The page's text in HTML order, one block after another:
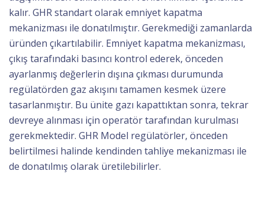
kalır. GHR standart olarak emniyet kapatma
mekanizması ile donatılmıştır. Gerekmediği zamanlarda
üründen çıkartılabilir. Emniyet kapatma mekanizması,
çıkış tarafındaki basıncı kontrol ederek, önceden
ayarlanmış değerlerin dışına çıkması durumunda
regülatörden gaz akışını tamamen kesmek üzere
tasarlanmıştır. Bu ünite gazı kapattıktan sonra, tekrar
devreye alınması için operatör tarafından kurulması
gerekmektedir. GHR Model regülatörler, önceden
belirtilmesi halinde kendinden tahliye mekanizması ile
de donatılmış olarak üretilebilirler.